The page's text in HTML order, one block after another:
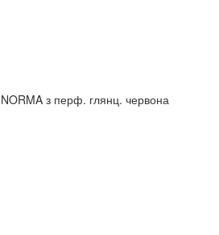
з перф. глянц. червона